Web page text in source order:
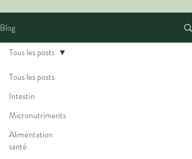
Blog
Tous les posts
Intestin
Micronutriments
Alimentation
santé
Tous les posts